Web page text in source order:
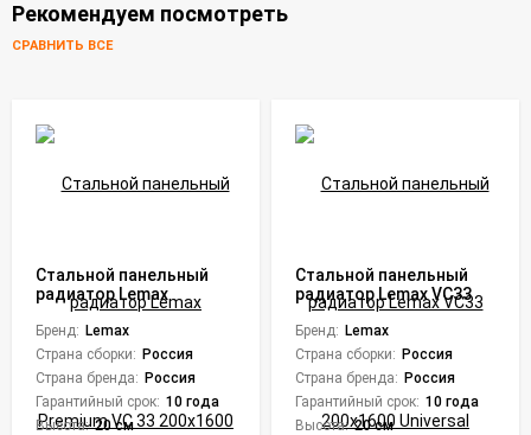
Рекомендуем посмотреть
СРАВНИТЬ ВСЕ
Стальной панельный
радиатор Lemax
Premium VC 33 200х1600
Бренд: Lemax
Страна сборки: Россия
Страна бренда: Россия
Гарантийный срок: 10 года
Высота: 20 см
Стальной панельный
радиатор Lemax VC33
200x1600 Universal
Бренд: Lemax
Страна сборки: Россия
Страна бренда: Россия
Гарантийный срок: 10 года
Высота: 20 см